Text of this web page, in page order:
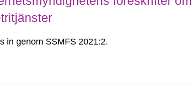
in genom SSMFS 2021:2.